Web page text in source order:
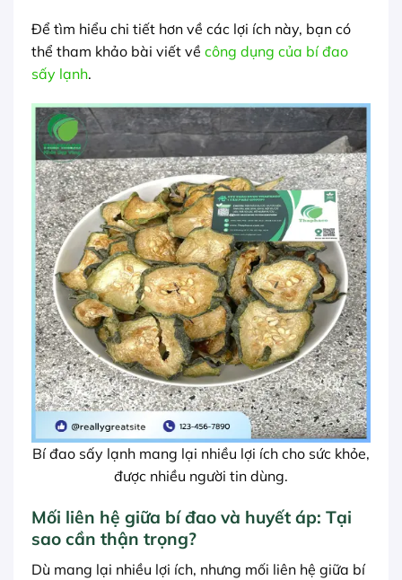
Để tìm hiểu chi tiết hơn về các lợi ích này, bạn có
thể tham khảo bài viết về công dụng của bí đao
sấy lạnh.
Bí đao sấy lạnh mang lại nhiều lợi ích cho sức khỏe,
được nhiều người tin dùng.
Mối liên hệ giữa bí đao và huyết áp: Tại
sao cần thận trọng?
Dù mang lại nhiều lợi ích, nhưng mối liên hệ giữa bí